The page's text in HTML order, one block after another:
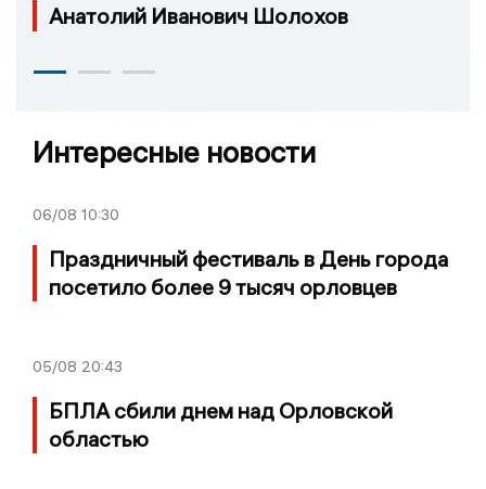
Анатолий Иванович Шолохов
Интересные новости
06/08 10:30
Праздничный фестиваль в День города
посетило более 9 тысяч орловцев
05/08 20:43
БПЛА сбили днем над Орловской
областью